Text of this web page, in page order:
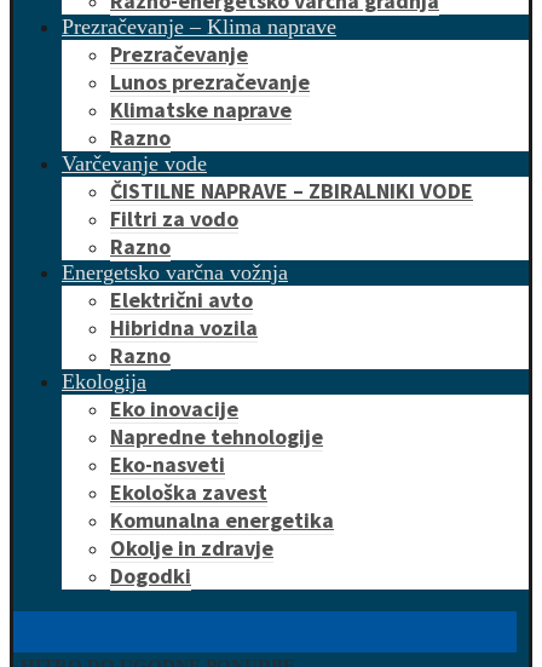
Prezračevanje – Klima naprave
Prezračevanje
Lunos prezračevanje
Klimatske naprave
Razno
Varčevanje vode
ČISTILNE NAPRAVE – ZBIRALNIKI VODE
Filtri za vodo
Razno
Energetsko varčna vožnja
Električni avto
Hibridna vozila
Razno
Ekologija
Eko inovacije
Napredne tehnologije
Eko-nasveti
Ekološka zavest
Komunalna energetika
Okolje in zdravje
Dogodki